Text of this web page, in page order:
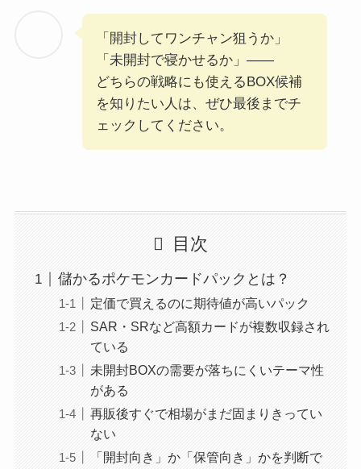
「開封してワンチャン狙うか」
「未開封で寝かせるか」――
どちらの戦略にも使えるBOX候補
を知りたい人は、ぜひ最後までチ
ェックしてください。
目次
儲かるポケモンカードパックとは？
定価で買えるのに期待値が高いパック
SAR・SRなど高額カードが複数収録され
ている
未開封BOXの需要が落ちにくいテーマ性
がある
再販後すぐで相場がまだ固まりきってい
ない
「開封向き」か「保管向き」かを判断で